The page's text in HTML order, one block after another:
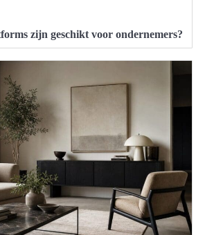
zijn geschikt voor ondernemers?